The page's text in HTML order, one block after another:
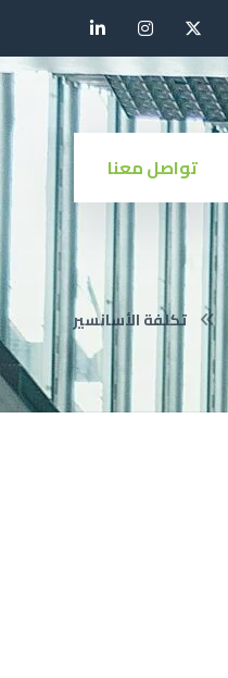
تواصل معنا
تكلفة الأسانسير